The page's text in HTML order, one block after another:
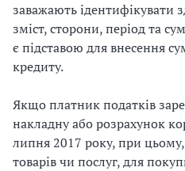
заважають ідентифікувати
зміст, сторони, період та
є підставою для внесення
кредиту.
Якщо платник податків
накладну або розрахунок
липня 2017 року, при
товарів чи послуг, для